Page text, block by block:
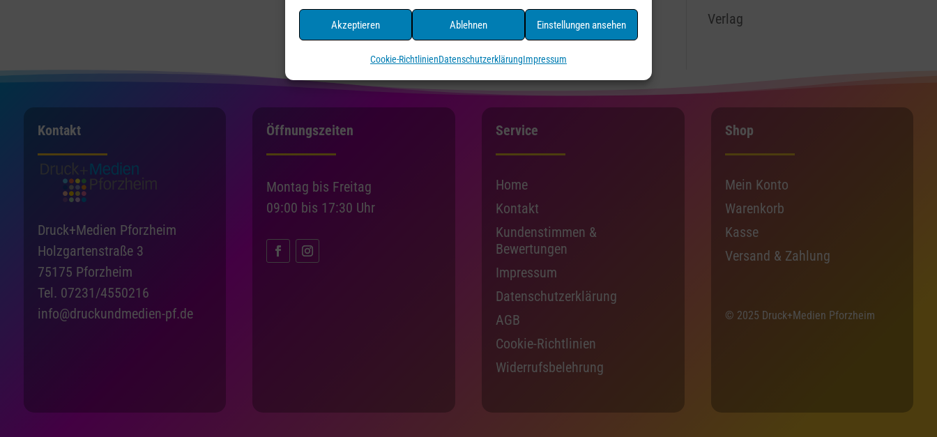
Akzeptieren Ablehnen Einstellungen ansehen
Cookie-RichtlinienDatenschutzerklärungImpressum
Verlag
Kontakt
Druck+Medien Pforzheim
Holzgartenstraße 3
75175 Pforzheim
Tel. 07231/4550216
info@druckundmedien-pf.de
Öffnungszeiten
Montag bis Freitag
09:00 bis 17:30 Uhr
Service
Home
Kontakt
Kundenstimmen &
Bewertungen
Impressum
Datenschutzerklärung
AGB
Cookie-Richtlinien
Widerrufsbelehrung
Shop
Mein Konto
Warenkorb
Kasse
Versand & Zahlung
© 2025 Druck+Medien Pforzheim